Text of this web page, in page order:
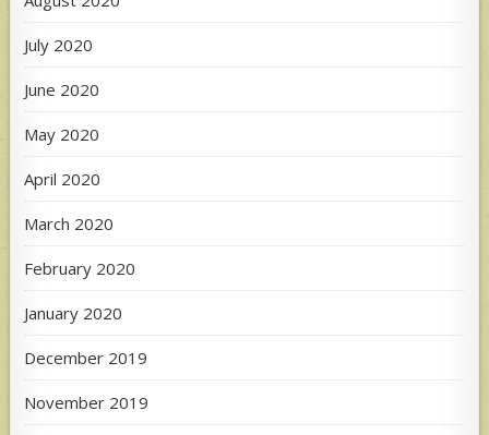
July 2020
June 2020
May 2020
April 2020
March 2020
February 2020
January 2020
December 2019
November 2019